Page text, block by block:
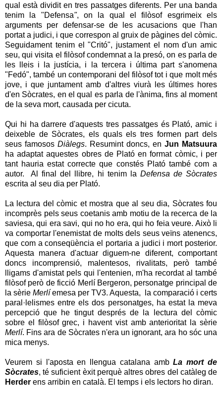
qual està dividit en tres passatges diferents. Per una banda
tenim la "Defensa", on la qual el filòsof esgrimeix els
arguments per defensar-se de les acusacions que l'han
portat a judici, i que correspon al gruix de pàgines del còmic.
Seguidament tenim el "Critó", justament el nom d'un amic
seu, qui visita el filòsof condemnat a la presó, on es parla de
les lleis i la justícia, i la tercera i última part s'anomena
"Fedó", també un contemporani del filòsof tot i que molt més
jove, i que juntament amb d'altres viurà les últimes hores
d'en Sòcrates, en el qual es parla de l'ànima, fins al moment
de la seva mort, causada per cicuta.
Qui hi ha darrere d'aquests tres passatges és Plató, amic i
deixeble de Sòcrates, els quals els tres formen part dels
seus famosos Diàlegs. Resumint doncs, en Jun Matsuura
ha adaptat aquestes obres de Plató en format còmic, i per
tant hauria estat correcte que constés Plató també com a
autor. Al final del llibre, hi tenim la Defensa de Sòcrates
escrita al seu dia per Plató.
La lectura del còmic et mostra que al seu dia, Sòcrates fou
incomprès pels seus coetanis amb motiu de la recerca de la
saviesa, qui era savi, qui no ho era, qui ho feia veure. Això li
va comportar l'enemistat de molts dels seus veïns atenencs,
que com a conseqüència el portaria a judici i mort posterior.
Aquesta manera d'actuar diguem-ne diferent, comportant
doncs incomprensió, malentesos, rivalitats, però també
lligams d'amistat pels qui l'entenien, m'ha recordat al també
filòsof però de ficció Merlí Bergeron, personatge principal de
la sèrie Merlíemesa per TV3. Aquesta, la comparació i certs
paral·lelismes entre els dos personatges, ha estat la meva
percepció que he tingut després de la lectura del còmic
sobre el filòsof grec, i havent vist amb anterioritat la sèrie
Merlí. Fins ara de Sòcrates n'era un ignorant, ara ho sóc una
mica menys.
Veurem si l'aposta en llengua catalana ambLa mort de
Sòcrates, té suficient èxit perquè altres obres del catàleg de
Herder ens arribin en català. El temps i els lectors ho diran.